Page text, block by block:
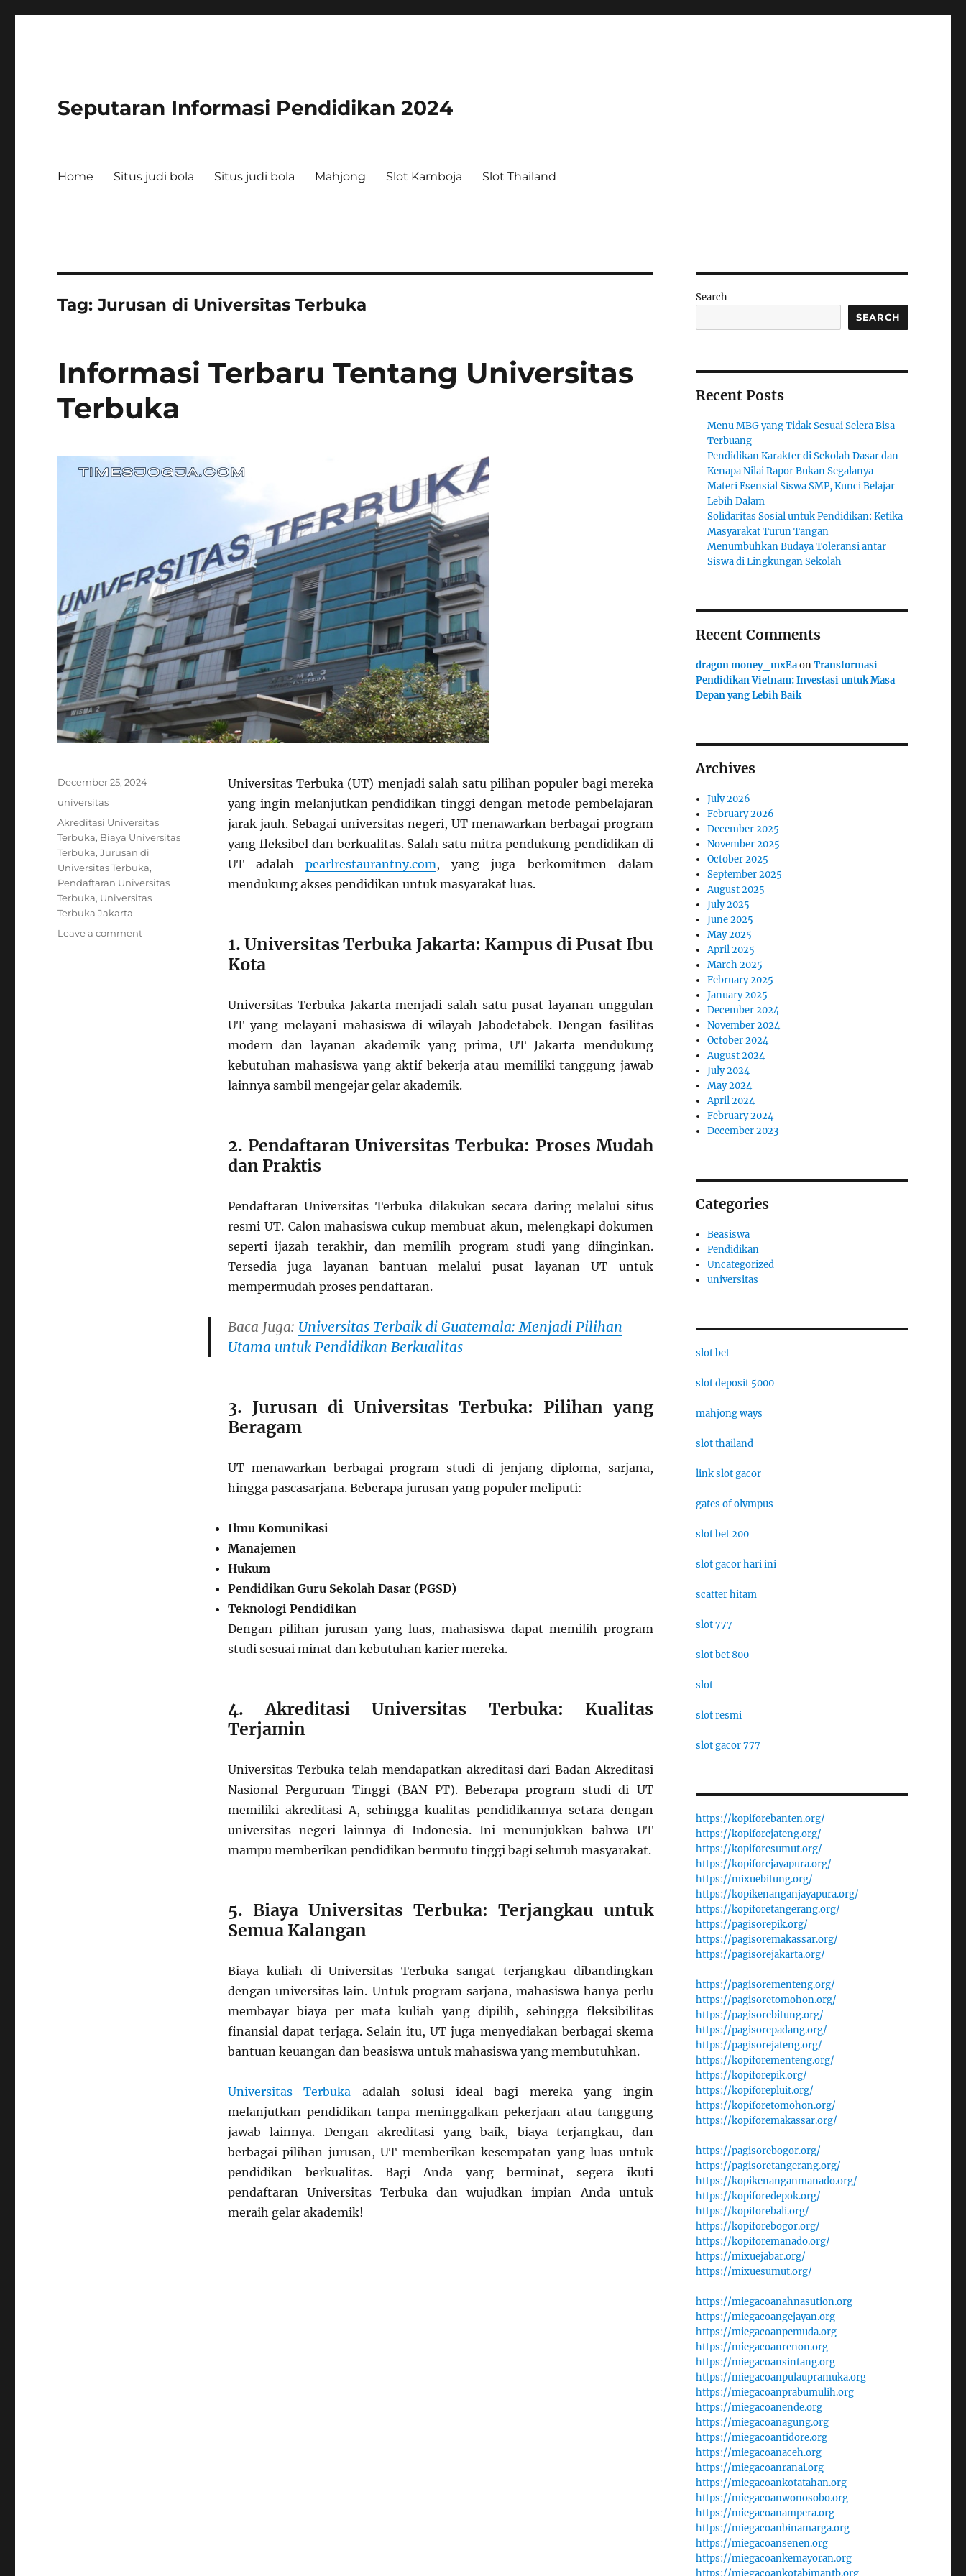
Seputaran Informasi Pendidikan 2024
Home Situs judi bola Situs judi bola Mahjong Slot Kamboja Slot Thailand
Tag:Jurusan di Universitas Terbuka
Informasi Terbaru Tentang Universitas
Terbuka
Universitas Terbuka (UT) menjadi salah satu pilihan populer bagi mereka
yang ingin melanjutkan pendidikan tinggi dengan metode pembelajaran
jarak jauh. Sebagai universitas negeri, UT menawarkan berbagai program
yang fleksibel dan berkualitas. Salah satu mitra pendukung pendidikan di
UT adalahpearlrestaurantny.com, yang juga berkomitmen dalam
mendukung akses pendidikan untuk masyarakat luas.
1. Universitas Terbuka Jakarta: Kampus di Pusat Ibu
Kota
Universitas Terbuka Jakarta menjadi salah satu pusat layanan unggulan
UT yang melayani mahasiswa di wilayah Jabodetabek. Dengan fasilitas
modern dan layanan akademik yang prima, UT Jakarta mendukung
kebutuhan mahasiswa yang aktif bekerja atau memiliki tanggung jawab
lainnya sambil mengejar gelar akademik.
2. Pendaftaran Universitas Terbuka: Proses Mudah
dan Praktis
Pendaftaran Universitas Terbuka dilakukan secara daring melalui situs
resmi UT. Calon mahasiswa cukup membuat akun, melengkapi dokumen
seperti ijazah terakhir, dan memilih program studi yang diinginkan.
Tersedia juga layanan bantuan melalui pusat layanan UT untuk
mempermudah proses pendaftaran.
Baca Juga: Universitas Terbaik di Guatemala: Menjadi Pilihan
Utama untuk Pendidikan Berkualitas
3. Jurusan di Universitas Terbuka: Pilihan yang
Beragam
UT menawarkan berbagai program studi di jenjang diploma, sarjana,
hingga pascasarjana. Beberapa jurusan yang populer meliputi:
Ilmu Komunikasi
Manajemen
Hukum
Pendidikan Guru Sekolah Dasar (PGSD)
Teknologi Pendidikan
Dengan pilihan jurusan yang luas, mahasiswa dapat memilih program
studi sesuai minat dan kebutuhan karier mereka.
4. Akreditasi Universitas Terbuka: Kualitas
Terjamin
Universitas Terbuka telah mendapatkan akreditasi dari Badan Akreditasi
Nasional Perguruan Tinggi (BAN-PT). Beberapa program studi di UT
memiliki akreditasi A, sehingga kualitas pendidikannya setara dengan
universitas negeri lainnya di Indonesia. Ini menunjukkan bahwa UT
mampu memberikan pendidikan bermutu tinggi bagi seluruh masyarakat.
5. Biaya Universitas Terbuka: Terjangkau untuk
Semua Kalangan
Biaya kuliah di Universitas Terbuka sangat terjangkau dibandingkan
dengan universitas lain. Untuk program sarjana, mahasiswa hanya perlu
membayar biaya per mata kuliah yang dipilih, sehingga fleksibilitas
finansial dapat terjaga. Selain itu, UT juga menyediakan berbagai skema
bantuan keuangan dan beasiswa untuk mahasiswa yang membutuhkan.
Universitas Terbuka adalah solusi ideal bagi mereka yang ingin
melanjutkan pendidikan tanpa meninggalkan pekerjaan atau tanggung
jawab lainnya. Dengan akreditasi yang baik, biaya terjangkau, dan
berbagai pilihan jurusan, UT memberikan kesempatan yang luas untuk
pendidikan berkualitas. Bagi Anda yang berminat, segera ikuti
pendaftaran Universitas Terbuka dan wujudkan impian Anda untuk
meraih gelar akademik!
Posted
December 25, 2024
Categories
universitas
Tags
Akreditasi Universitas
Terbuka, Biaya Universitas
Terbuka,Jurusan di
Universitas Terbuka,
Pendaftaran Universitas
Terbuka, Universitas
Terbuka Jakarta
Leave a commenton
Search
SEARCH
Recent Posts
Menu MBG yang Tidak Sesuai Selera Bisa
Terbuang
Pendidikan Karakter di Sekolah Dasar dan
Kenapa Nilai Rapor Bukan Segalanya
Materi Esensial Siswa SMP, Kunci Belajar
Lebih Dalam
Solidaritas Sosial untuk Pendidikan: Ketika
Masyarakat Turun Tangan
Menumbuhkan Budaya Toleransi antar
Siswa di Lingkungan Sekolah
Recent Comments
dragon money_mxEaonTransformasi
Pendidikan Vietnam: Investasi untuk Masa
Depan yang Lebih Baik
Archives
July 2026
February 2026
December 2025
November 2025
October 2025
September 2025
August 2025
July 2025
June 2025
May 2025
April 2025
March 2025
February 2025
January 2025
December 2024
November 2024
October 2024
August 2024
July 2024
May 2024
April 2024
February 2024
December 2023
Categories
Beasiswa
Pendidikan
Uncategorized
universitas
slot bet
slot deposit 5000
mahjong ways
slot thailand
link slot gacor
gates of olympus
slot bet 200
slot gacor hari ini
scatter hitam
slot 777
slot bet 800
slot
slot resmi
slot gacor 777
https://kopiforebanten.org/
https://kopiforejateng.org/
https://kopiforesumut.org/
https://kopiforejayapura.org/
https://mixuebitung.org/
https://kopikenanganjayapura.org/
https://kopiforetangerang.org/
https://pagisorepik.org/
https://pagisoremakassar.org/
https://pagisorejakarta.org/
https://pagisorementeng.org/
https://pagisoretomohon.org/
https://pagisorebitung.org/
https://pagisorepadang.org/
https://pagisorejateng.org/
https://kopiforementeng.org/
https://kopiforepik.org/
https://kopiforepluit.org/
https://kopiforetomohon.org/
https://kopiforemakassar.org/
https://pagisorebogor.org/
https://pagisoretangerang.org/
https://kopikenanganmanado.org/
https://kopiforedepok.org/
https://kopiforebali.org/
https://kopiforebogor.org/
https://kopiforemanado.org/
https://mixuejabar.org/
https://mixuesumut.org/
https://miegacoanahnasution.org
https://miegacoangejayan.org
https://miegacoanpemuda.org
https://miegacoanrenon.org
https://miegacoansintang.org
https://miegacoanpulaupramuka.org
https://miegacoanprabumulih.org
https://miegacoanende.org
https://miegacoanagung.org
https://miegacoantidore.org
https://miegacoanaceh.org
https://miegacoanranai.org
https://miegacoankotatahan.org
https://miegacoanwonosobo.org
https://miegacoanampera.org
https://miegacoanbinamarga.org
https://miegacoansenen.org
https://miegacoankemayoran.org
https://miegacoankotabimantb.org